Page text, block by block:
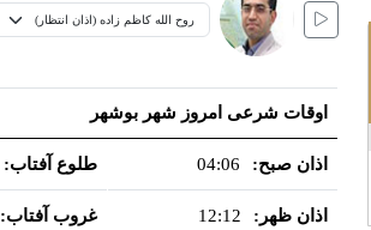
اوقات شرعی امروز شهر بوشهر
اذان صبح: 04:06 طلوع آفتاب:
اذان ظهر: 12:12 غروب آفتاب: